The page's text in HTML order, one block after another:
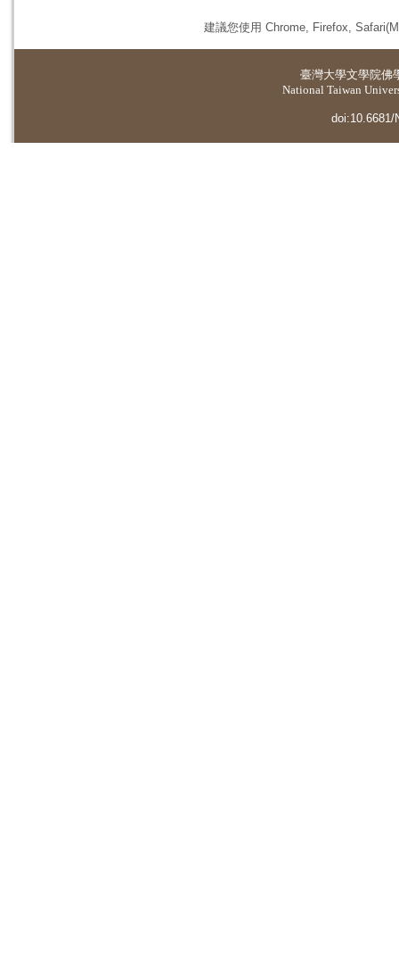
建議您使用 Chrome, Firefox,
臺灣大學文學院佛
National Taiwan
doi:10.6681/